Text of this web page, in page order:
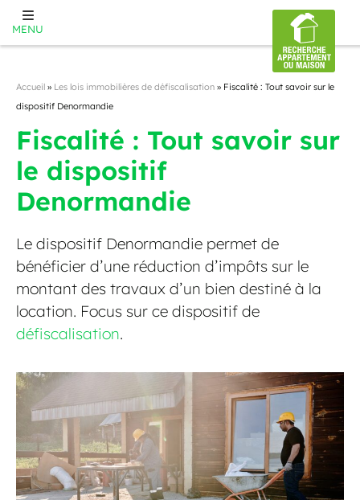
MENU
Accueil » Les lois immobilières de défiscalisation​ » Fiscalité : Tout savoir sur le
dispositif Denormandie
Fiscalité : Tout savoir sur
le dispositif
Denormandie
Le dispositif Denormandie permet de
bénéficier d’une réduction d’impôts sur le
montant des travaux d’un bien destiné à la
location. Focus sur ce dispositif de
défiscalisation.